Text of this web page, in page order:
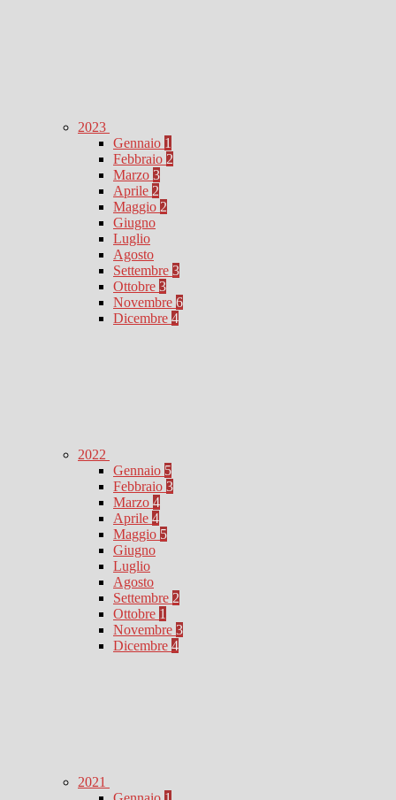
2023
Gennaio 1
Febbraio 2
Marzo 3
Aprile 2
Maggio 2
Giugno
Luglio
Agosto
Settembre 3
Ottobre 3
Novembre 6
Dicembre 4
2022
Gennaio 5
Febbraio 3
Marzo 4
Aprile 4
Maggio 5
Giugno
Luglio
Agosto
Settembre 2
Ottobre 1
Novembre 3
Dicembre 4
2021